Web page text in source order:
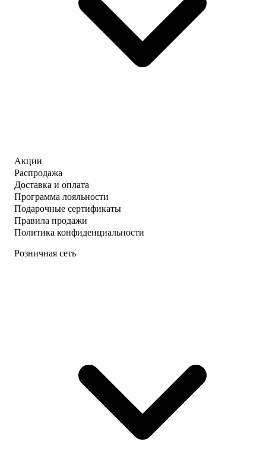
Акции
Распродажа
Доставка и оплата
Программа лояльности
Подарочные сертификаты
Правила продажи
Политика конфиденциальности
Розничная сеть